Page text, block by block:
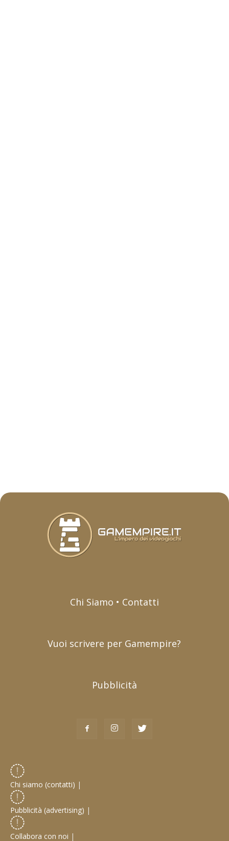
Chi Siamo • Contatti
Vuoi scrivere per Gamempire?
Pubblicità
Chi siamo (contatti) |
Pubblicità (advertising) |
Collabora con noi |